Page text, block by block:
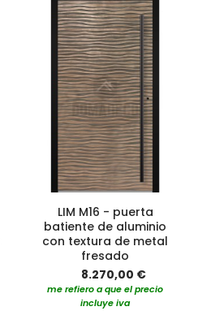
LIM M16 - puerta
batiente de aluminio
con textura de metal
fresado
8.270,00 €
me refiero a que el precio
incluye iva